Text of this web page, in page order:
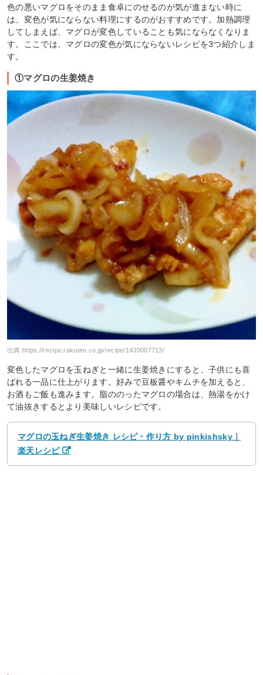
色の悪いマグロをそのまま食卓にのせるのが気が進まない時に
は、変色が気にならない料理にするのがおすすめです。加熱調理
してしまえば、マグロが変色していることも気にならなくなりま
す。ここでは、マグロの変色が気にならないレシピを3つ紹介しま
す。
①マグロの生姜焼き
出典:https://recipe.rakuten.co.jp/recipe/1430007713/
変色したマグロを玉ねぎと一緒に生姜焼きにすると、子供にも喜
ばれる一品に仕上がります。好みで豆板醤やキムチを加えると、
お酒もご飯も進みます。脂ののったマグロの場合は、熱湯をかけ
て油抜きするとより美味しいレシピです。
マグロの玉ねぎ生姜焼き レシピ・作り方 by pinkishsky｜
楽天レシピ